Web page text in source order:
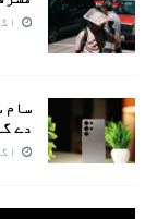
اگست
دے
اگست